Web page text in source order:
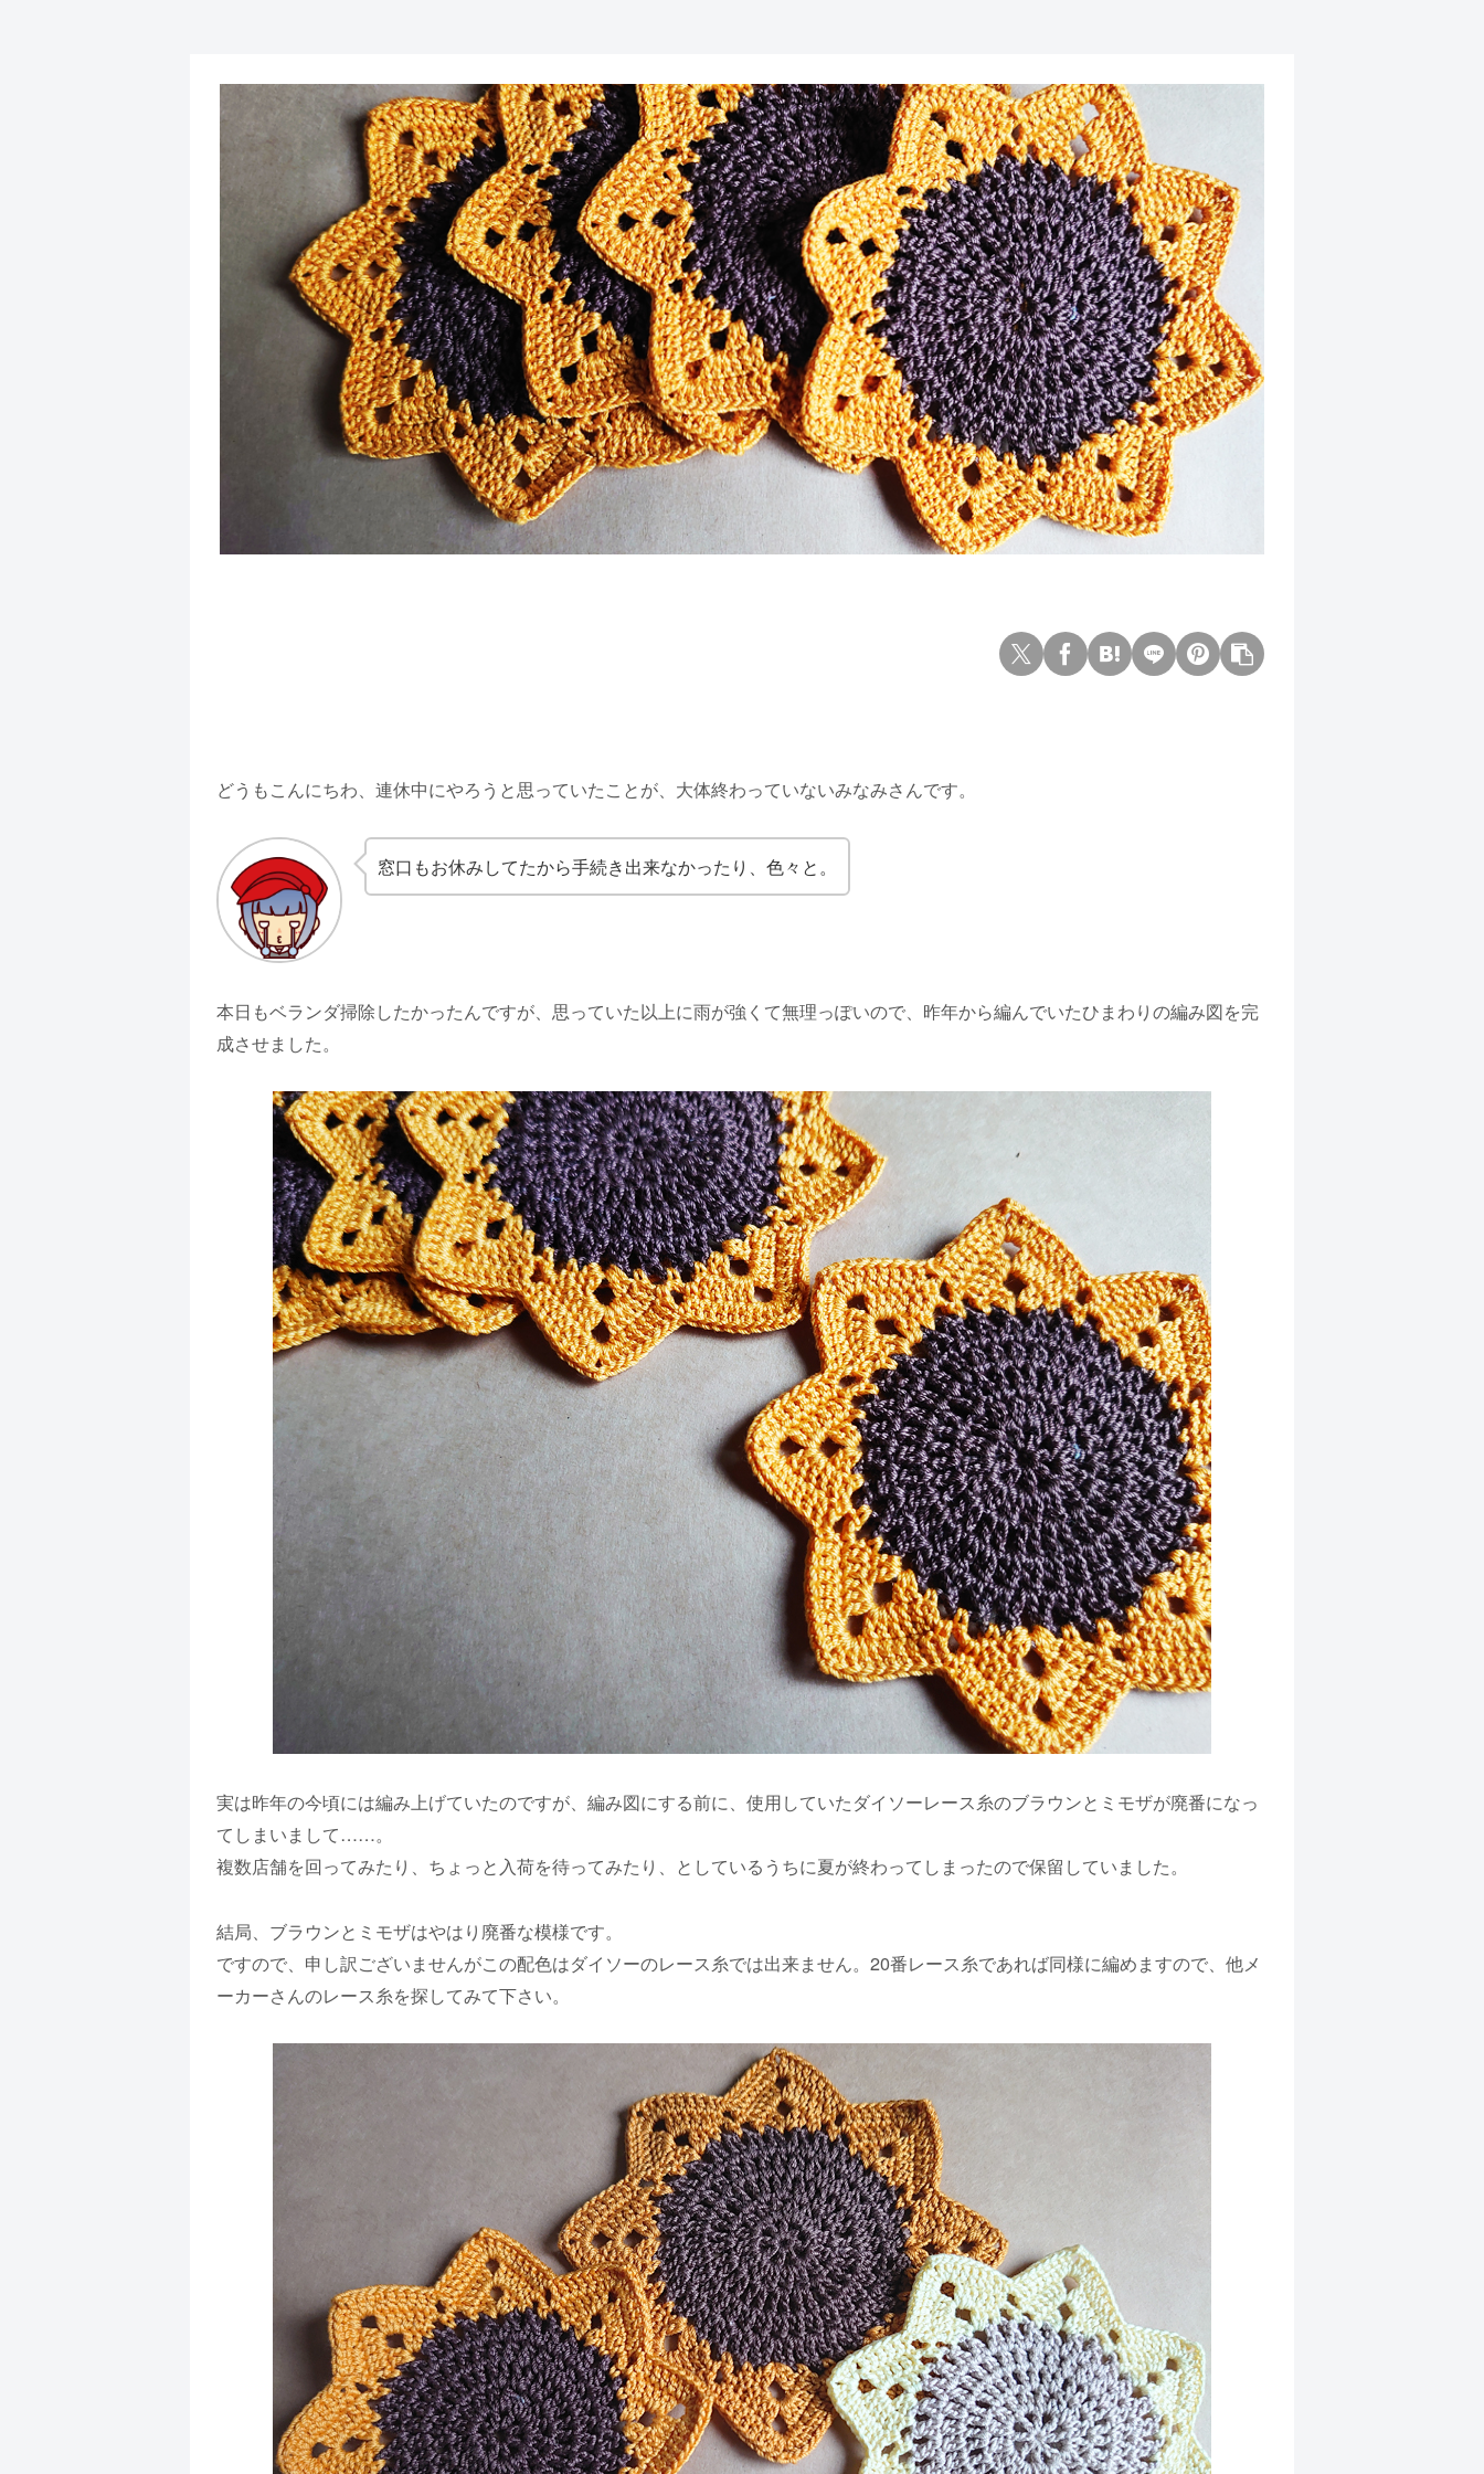
どうもこんにちわ、連休中にやろうと思っていたことが、大体終わっていないみなみさんです。
窓口もお休みしてたから手続き出来なかったり、色々と。
本日もベランダ掃除したかったんですが、思っていた以上に雨が強くて無理っぽいので、昨年から編んでいたひまわりの編み図を完
成させました。
実は昨年の今頃には編み上げていたのですが、編み図にする前に、使用していたダイソーレース糸のブラウンとミモザが廃番になっ
てしまいまして……。
複数店舗を回ってみたり、ちょっと入荷を待ってみたり、としているうちに夏が終わってしまったので保留していました。
結局、ブラウンとミモザはやはり廃番な模様です。
ですので、申し訳ございませんがこの配色はダイソーのレース糸では出来ません。20番レース糸であれば同様に編めますので、他メ
ーカーさんのレース糸を探してみて下さい。